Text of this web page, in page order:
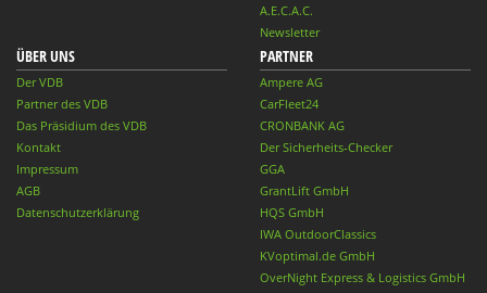
A.E.C.A.C.
Newsletter
ÜBER UNS
Der VDB
Partner des VDB
Das Präsidium des VDB
Kontakt
Impressum
AGB
Datenschutzerklärung
PARTNER
Ampere AG
CarFleet24
CRONBANK AG
Der Sicherheits-Checker
GGA
GrantLift GmbH
HQS GmbH
IWA OutdoorClassics
KVoptimal.de GmbH
OverNight Express & Logistics GmbH